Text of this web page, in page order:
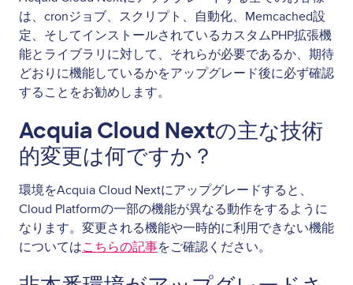
は、cronジョブ、スクリプト、自動化、Memcached設
定、そしてインストールされているカスタムPHP拡張機
能とライブラリに対して、それらが必要であるか、期待
どおりに機能しているかをアップグレード後に必ず確認
することをお勧めします。
Acquia Cloud Nextの主な技術
的変更は何ですか？
環境をAcquia Cloud Nextにアップグレードすると、
Cloud Platformの一部の機能が異なる動作をするように
なります。変更される機能や一時的に利用できない機能
についてはこちらの記事をご確認ください。